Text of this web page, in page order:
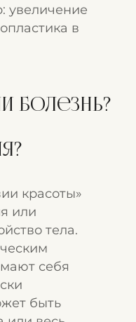
увеличение
в
болезнь?
красоты»
или
тела.
себя
быть